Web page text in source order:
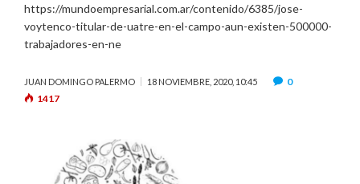
https://mundoempresarial.com.ar/contenido/6385/jose-
voytenco-titular-de-uatre-en-el-campo-aun-existen-500000-
trabajadores-en-ne
JUAN DOMINGO PALERMO 18 NOVIEMBRE, 2020, 10:45
0
1417